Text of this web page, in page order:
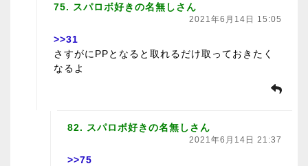
75. スパロボ好きの名無しさん
2021年6月14日 15:05
>>31
さすがにPPとなると取れるだけ取っておきたく
なるよ
82. スパロボ好きの名無しさん
2021年6月14日 21:37
>>75